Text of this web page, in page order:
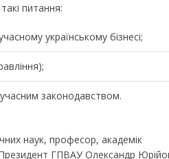
питання:
українському бізнесі;
законодавством.
наук, професор, академік
ГПВАУ Олександр